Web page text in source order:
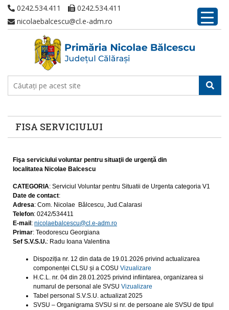
0242.534.411
0242.534.411
nicolaebalcescu@cl.e-adm.ro
FISA SERVICIULUI
Fişa serviciului voluntar pentru situaţii de urgenţă din
localitatea Nicolae Balcescu
CATEGORIA: Serviciul Voluntar pentru Situatii de Urgenta categoria V1
Date de contact:
Adresa: Com. Nicolae Bălcescu, Jud.Calarasi
Telefon: 0242/534411
E-mail : nicolaebalcescu@cl.e-adm.ro
Primar: Teodorescu Georgiana
Sef S.V.S.U.: Radu Ioana Valentina
Dispoziția nr. 12 din data de 19.01.2026 privind actualizarea
componenței CLSU și a COSU Vizualizare
H.C.L. nr. 04 din 28.01.2025 privind infiintarea, organizarea si
numarul de personal ale SVSU Vizualizare
Tabel personal S.V.S.U. actualizat 2025
SVSU – Organigrama SVSU si nr. de persoane ale SVSU de tipul